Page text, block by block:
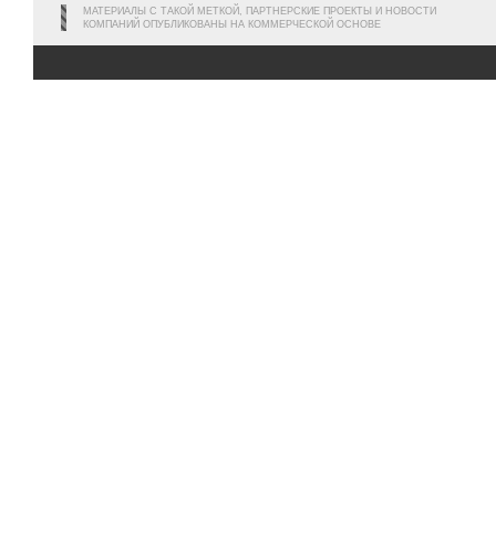
МАТЕРИАЛЫ С ТАКОЙ МЕТКОЙ, ПАРТНЕРСКИЕ ПРОЕКТЫ И НОВОСТИ
КОМПАНИЙ ОПУБЛИКОВАНЫ НА КОММЕРЧЕСКОЙ ОСНОВЕ